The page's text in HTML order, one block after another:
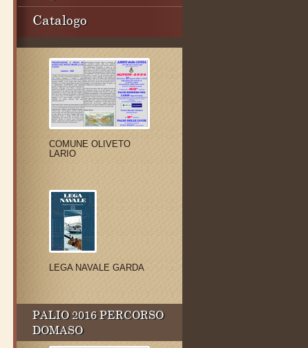
Catalogo
COMUNE OLIVETO
LARIO
LEGA NAVALE GARDA
PALIO 2016 PERCORSO
DOMASO